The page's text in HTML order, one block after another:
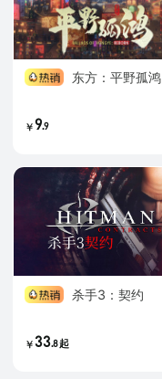
东方：平野孤鸿
￥ 9.9
杀手3：契约
￥33.8起